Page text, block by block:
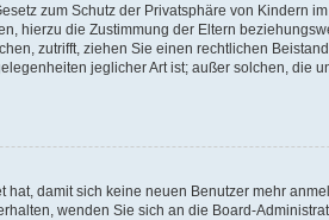
zum Schutz der Privatsphäre von Kindern
hierzu die Zustimmung der Eltern
zutrifft, ziehen Sie einen rechtlichen
jeglicher Art ist; außer solchen, die
damit sich keine neuen Benutzer mehr
wenden Sie sich an die Board-